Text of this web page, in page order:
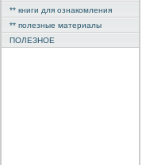
** книги для ознакомления
** полезные материалы
ПОЛЕЗНОЕ